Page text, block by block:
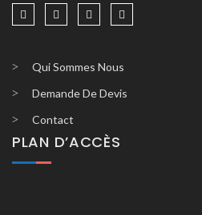
Qui Sommes Nous
Demande De Devis
Contact
PLAN D’ACCÈS